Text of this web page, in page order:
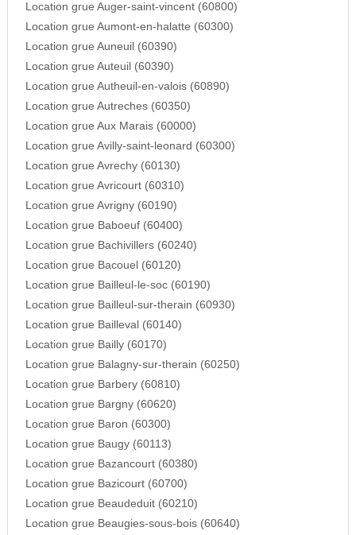
Location grue Auger-saint-vincent (60800)
Location grue Aumont-en-halatte (60300)
Location grue Auneuil (60390)
Location grue Auteuil (60390)
Location grue Autheuil-en-valois (60890)
Location grue Autreches (60350)
Location grue Aux Marais (60000)
Location grue Avilly-saint-leonard (60300)
Location grue Avrechy (60130)
Location grue Avricourt (60310)
Location grue Avrigny (60190)
Location grue Baboeuf (60400)
Location grue Bachivillers (60240)
Location grue Bacouel (60120)
Location grue Bailleul-le-soc (60190)
Location grue Bailleul-sur-therain (60930)
Location grue Bailleval (60140)
Location grue Bailly (60170)
Location grue Balagny-sur-therain (60250)
Location grue Barbery (60810)
Location grue Bargny (60620)
Location grue Baron (60300)
Location grue Baugy (60113)
Location grue Bazancourt (60380)
Location grue Bazicourt (60700)
Location grue Beaudeduit (60210)
Location grue Beaugies-sous-bois (60640)